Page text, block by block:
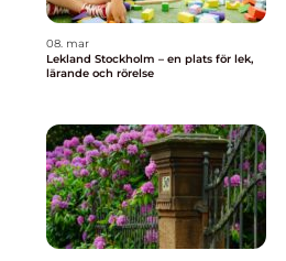
08. mar
Lekland Stockholm – en plats för lek,
lärande och rörelse